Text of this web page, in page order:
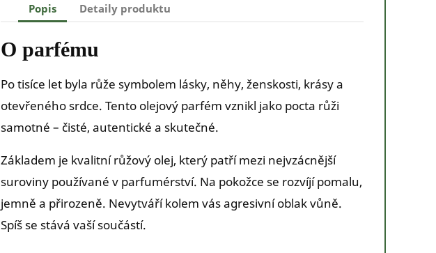
Popis Detaily produktu
O parfému
Po tisíce let byla růže symbolem lásky, něhy, ženskosti, krásy a
otevřeného srdce. Tento olejový parfém vznikl jako pocta růži
samotné – čisté, autentické a skutečné.
Základem je kvalitní růžový olej, který patří mezi nejvzácnější
suroviny používané v parfumérství. Na pokožce se rozvíjí pomalu,
jemně a přirozeně. Nevytváří kolem vás agresivní oblak vůně.
Spíš se stává vaší součástí.